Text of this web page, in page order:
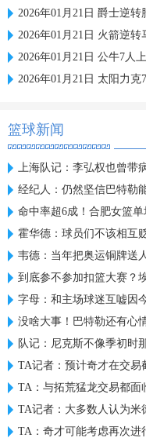
2026年01月21日 爵士逆转胜
2026年01月21日 火箭逆转马刺
2026年01月21日 公牛7人上双
2026年01月21日 太阳力克76
篮球新闻
上海队记：李弘权也曾带
经纪人：仍然坚信巴特勒
命中率超6成！合肥女篮
霍华德：球员们不该相互
韦德：当年把奥运铜牌送
到底参不参加扣篮大赛？埃
字母：和主场球迷互嘘因
没啥大事！巴特勒还有心
队记：尼克斯不像季初时
TA记者：预计奇才在交易
TA：与拓荒猛龙交易都面
TA记者：大多数人认为米
TA：奇才可能考虑再次进